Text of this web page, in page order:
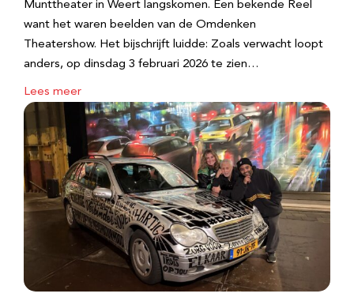
Munttheater in Weert langskomen. Een bekende Reel
want het waren beelden van de Omdenken
Theatershow. Het bijschrijft luidde: Zoals verwacht loopt
anders, op dinsdag 3 februari 2026 te zien…
Lees meer